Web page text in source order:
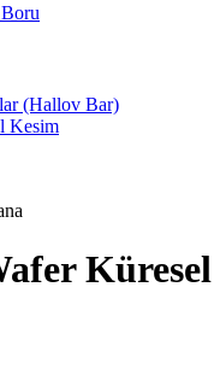
(Hallov Bar)
Kesim
Küresel